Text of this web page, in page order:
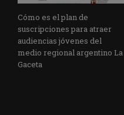
Cómo es el plan de
suscripciones para atraer
audiencias jóvenes del
medio regional argentino La
Gaceta